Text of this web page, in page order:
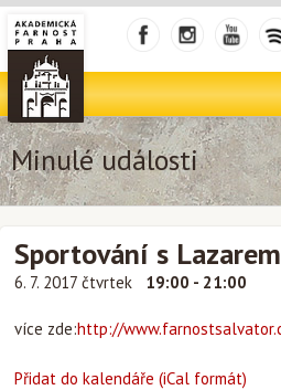
Minulé události
Sportování s
6. 7. 2017 čtvrtek 19:00 - 21:00
více zde:http://
Přidat do kalendáře (iCal formát)